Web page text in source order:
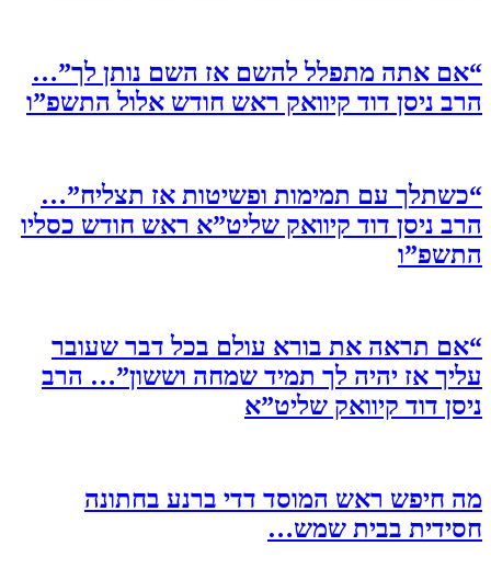
“אם אתה מתפלל להשם אז השם נותן לך”…
הרב ניסן דוד קיוואק ראש חודש אלול התשפ”ו
“כשתלך עם תמימות ופשיטות אז תצליח”…
הרב ניסן דוד קיוואק שליט”א ראש חודש כסליו
התשפ”ו
“אם תראה את בורא עולם בכל דבר שעובר
עליך אז יהיה לך תמיד שמחה וששון”… הרב
ניסן דוד קיוואק שליט”א
מה חיפש ראש המוסד דדי ברנע בחתונה
חסידית בבית שמש…